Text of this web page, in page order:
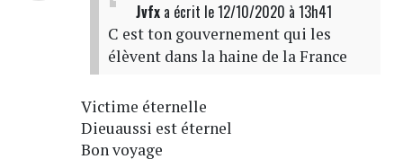
Jvfxa écrit le 12/10/2020 à 13h41
C est ton gouvernement qui les
élèvent dans la haine de la France
Victime éternelle
Dieuaussi est éternel
Bon voyage